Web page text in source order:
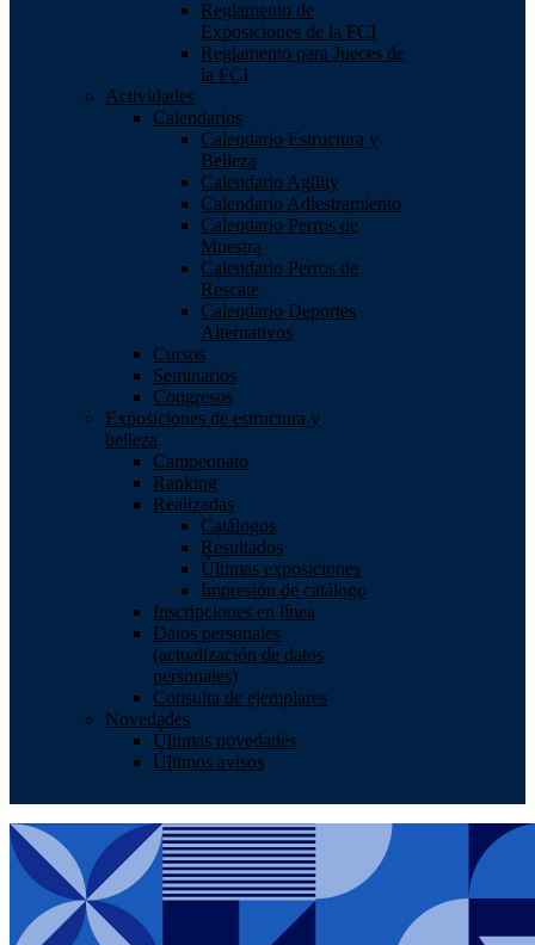
Reglamento de
Exposiciones de la FCI
Reglamento para Jueces de
la FCI
Actividades
Calendarios
Calendario Estructura y
Belleza
Calendario Agility
Calendario Adiestramiento
Calendario Perros de
Muestra
Calendario Perros de
Rescate
Calendario Deportes
Alternativos
Cursos
Seminarios
Congresos
Exposiciones de estructura y
belleza
Campeonato
Ranking
Realizadas
Catálogos
Resultados
Últimas exposiciones
Impresión de catálogo
Inscripciones en línea
Datos personales
(actualización de datos
personales)
Consulta de ejemplares
Novedades
Últimas novedades
Últimos avisos